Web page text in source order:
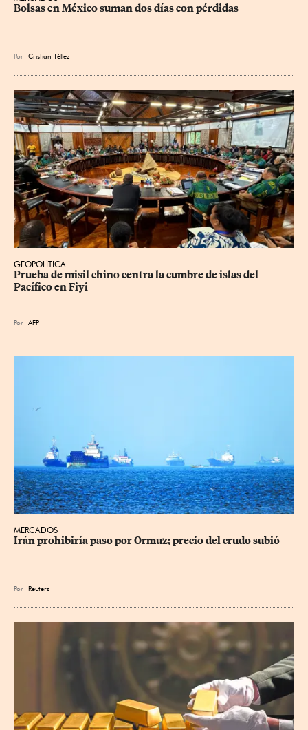
Bolsas en México suman dos días con pérdidas
Por Cristian Téllez
GEOPOLÍTICA
Prueba de misil chino centra la cumbre de islas del
Pacífico en Fiyi
Por AFP
MERCADOS
Irán prohibiría paso por Ormuz; precio del crudo subió
Por Reuters